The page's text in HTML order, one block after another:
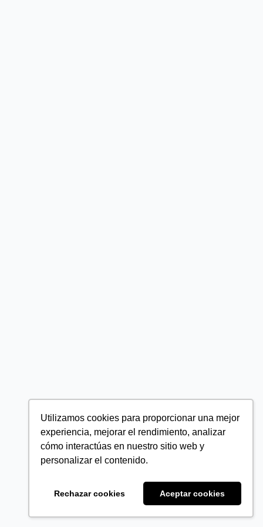
Utilizamos cookies para proporcionar una mejor
experiencia, mejorar el rendimiento, analizar
cómo interactúas en nuestro sitio web y
personalizar el contenido.
Rechazar cookies Aceptar cookies